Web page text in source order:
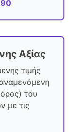
Αξίας
τιμής
του
με τις